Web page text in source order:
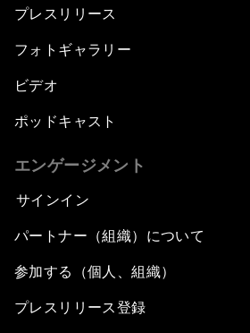
プレスリリース
フォトギャラリー
ビデオ
ポッドキャスト
エンゲージメント
サインイン
パートナー（組織）について
参加する（個人、組織）
プレスリリース登録